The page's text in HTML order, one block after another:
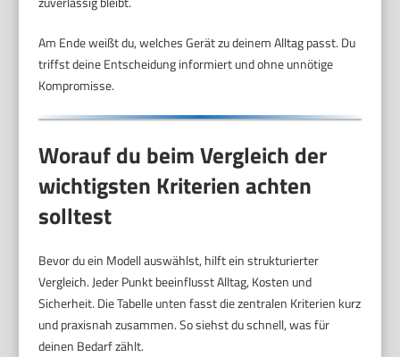
Am Ende weißt du, welches Gerät zu deinem Alltag passt. Du
triffst deine Entscheidung informiert und ohne unnötige
Kompromisse.
Worauf du beim Vergleich der
wichtigsten Kriterien achten
solltest
Bevor du ein Modell auswählst, hilft ein strukturierter
Vergleich. Jeder Punkt beeinflusst Alltag, Kosten und
Sicherheit. Die Tabelle unten fasst die zentralen Kriterien kurz
und praxisnah zusammen. So siehst du schnell, was für
deinen Bedarf zählt.